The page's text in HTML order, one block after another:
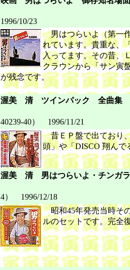
1996/10/23
男はつらいよ（第一
れています。貴重な、
入ってます。その昔、
クラウンから「サン寅
が残念です。
渥美 清 ツインパック 全曲集
40239-40） 1996/11/21
昔ＥＰ盤で出ており
頭」や「DISCO 翔ん
渥美 清 男はつらいよ・チンガラ
4） 1996/12/18
昭和45年発売当時その
ルのセットです。完全